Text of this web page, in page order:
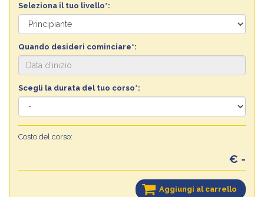
Seleziona il tuo livello*:
Quando desideri cominciare*:
Scegli la durata del tuo corso*:
Costo del corso:
€ -
Aggiungi al carrello